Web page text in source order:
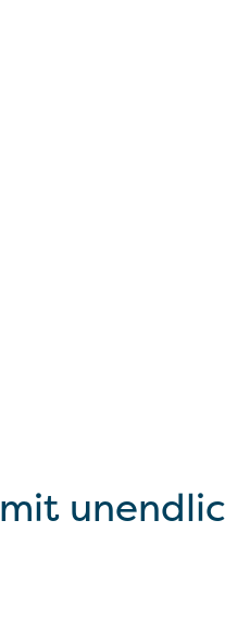
mit